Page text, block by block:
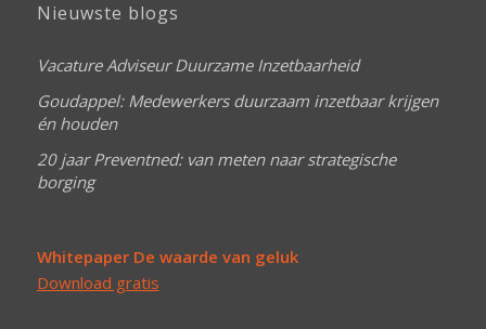
Nieuwste blogs
Vacature Adviseur Duurzame Inzetbaarheid
Goudappel: Medewerkers duurzaam inzetbaar krijgen
én houden
20 jaar Preventned: van meten naar strategische
borging
Whitepaper De waarde van geluk
Download gratis